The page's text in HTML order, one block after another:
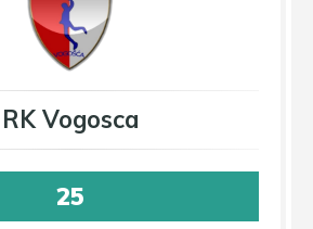
RK Vogosca
25